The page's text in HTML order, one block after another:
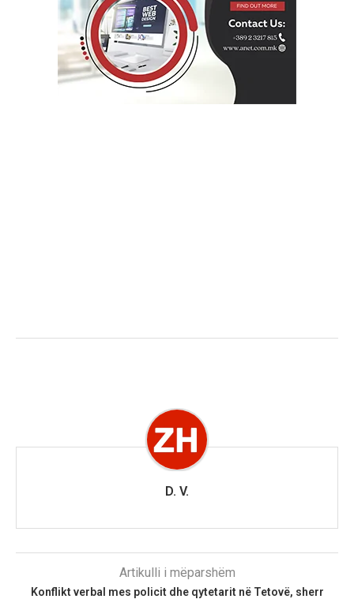
D. V.
Artikulli i mëparshëm
Konflikt verbal mes policit dhe qytetarit në Tetovë, sherr